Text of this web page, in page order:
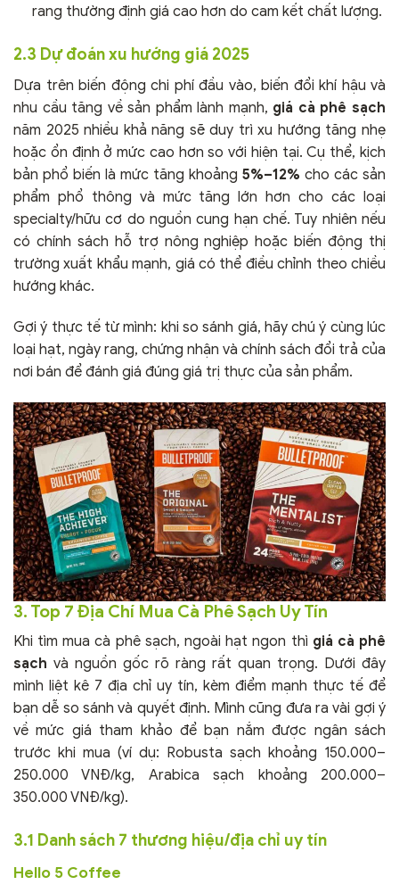
rang thường định giá cao hơn do cam kết chất lượng.
2.3 Dự đoán xu hướng giá 2025
Dựa trên biến động chi phí đầu vào, biến đổi khí hậu và
nhu cầu tăng về sản phẩm lành mạnh, giá cà phê sạch
năm 2025 nhiều khả năng sẽ duy trì xu hướng tăng nhẹ
hoặc ổn định ở mức cao hơn so với hiện tại. Cụ thể, kịch
bản phổ biến là mức tăng khoảng 5%–12% cho các sản
phẩm phổ thông và mức tăng lớn hơn cho các loại
specialty/hữu cơ do nguồn cung hạn chế. Tuy nhiên nếu
có chính sách hỗ trợ nông nghiệp hoặc biến động thị
trường xuất khẩu mạnh, giá có thể điều chỉnh theo chiều
hướng khác.
Gợi ý thực tế từ mình: khi so sánh giá, hãy chú ý cùng lúc
loại hạt, ngày rang, chứng nhận và chính sách đổi trả của
nơi bán để đánh giá đúng giá trị thực của sản phẩm.
3. Top 7 Địa Chí Mua Cà Phê Sạch Uy Tín
Khi tìm mua cà phê sạch, ngoài hạt ngon thì giá cà phê
sạch và nguồn gốc rõ ràng rất quan trọng. Dưới đây
mình liệt kê 7 địa chỉ uy tín, kèm điểm mạnh thực tế để
bạn dễ so sánh và quyết định. Mình cũng đưa ra vài gợi ý
về mức giá tham khảo để bạn nắm được ngân sách
trước khi mua (ví dụ: Robusta sạch khoảng 150.000–
250.000 VNĐ/kg, Arabica sạch khoảng 200.000–
350.000 VNĐ/kg).
3.1 Danh sách 7 thương hiệu/địa chỉ uy tín
Hello 5 Coffee